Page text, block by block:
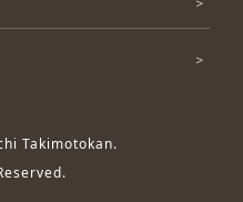
Takimotokan.